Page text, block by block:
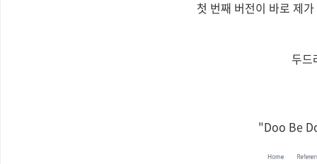
첫 번째 버전이 바로 제
두드
"Doo Be